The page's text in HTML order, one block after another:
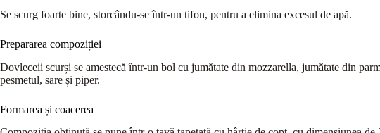
Se scurg foarte bine, storcându-se într-un tifon, pentru a elimina excesul de apă.
Prepararea compoziției
Dovleceii scurși se amestecă într-un bol cu jumătate din mozzarella, jumătate din
pesmetul, sare și piper.
Formarea și coacerea